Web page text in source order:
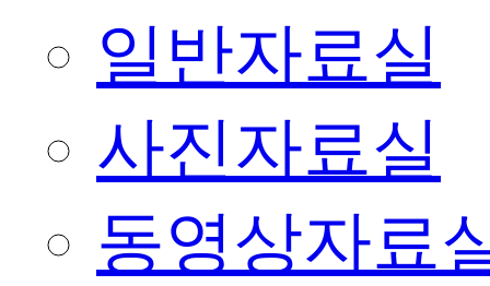
일반자료실
사진자료실
동영상자료